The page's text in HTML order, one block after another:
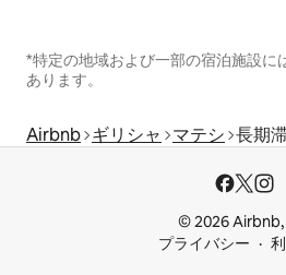
*特定の地域および一部の宿泊施設に
あります。
Airbnb ギリシャ マテシ 長期
© 2026 Airbnb,
プライバシー